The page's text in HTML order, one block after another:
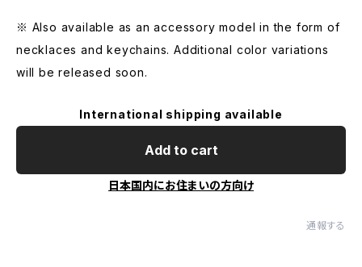
※ Also available as an accessory model in the form of
necklaces and keychains. Additional color variations
will be released soon.
International shipping available
Add to cart
日本国内にお住まいの方向け
通報する